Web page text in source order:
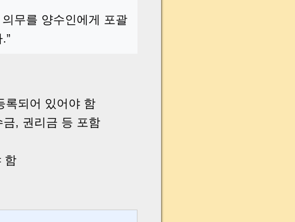
무를 양수인에게 포괄
록되어 있어야 함
, 권리금 등 포함
함